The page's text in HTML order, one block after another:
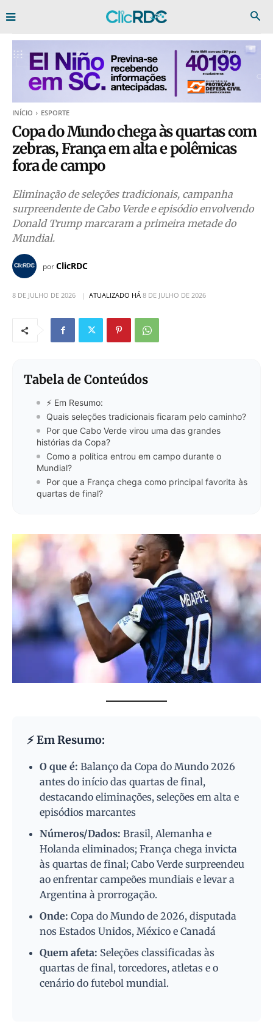
INÍCIO ESPORTE
Copa do Mundo chega às quartas com
zebras, França em alta e polêmicas
fora de campo
Eliminação de seleções tradicionais, campanha
surpreendente de Cabo Verde e episódio envolvendo
Donald Trump marcaram a primeira metade do
Mundial.
porClicRDC
8 DE JULHO DE 2026 ATUALIZADO HÁ 8 DE JULHO DE 2026
Tabela de Conteúdos
⚡ Em Resumo:
Quais seleções tradicionais ficaram pelo caminho?
Por que Cabo Verde virou uma das grandes
histórias da Copa?
Como a política entrou em campo durante o
Mundial?
Por que a França chega como principal favorita às
quartas de final?
⚡ Em Resumo:
O que é: Balanço da Copa do Mundo 2026
antes do início das quartas de final,
destacando eliminações, seleções em alta e
episódios marcantes
Números/Dados: Brasil, Alemanha e
Holanda eliminados; França chega invicta
às quartas de final; Cabo Verde surpreendeu
ao enfrentar campeões mundiais e levar a
Argentina à prorrogação.
Onde: Copa do Mundo de 2026, disputada
nos Estados Unidos, México e Canadá
Quem afeta: Seleções classificadas às
quartas de final, torcedores, atletas e o
cenário do futebol mundial.